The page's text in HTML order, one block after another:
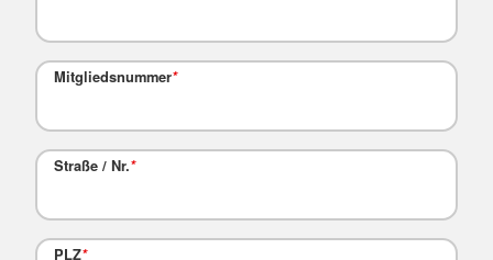
Mitgliedsnummer*
Straße / Nr.*
PLZ*